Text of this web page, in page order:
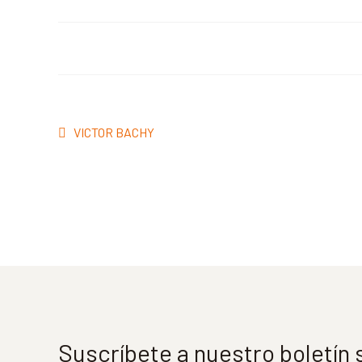
Navegación
Anterior:
VICTOR BACHY
Suscríbete a nuestro boletín